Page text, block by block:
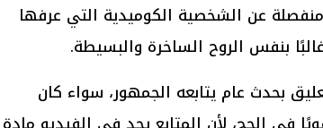
منفصلة عن الشخصية الكوميدية التي عرفها
بنفس الروح الساخرة والبسيطة.
بحدث عام يتابعه الجمهور، سواء كان